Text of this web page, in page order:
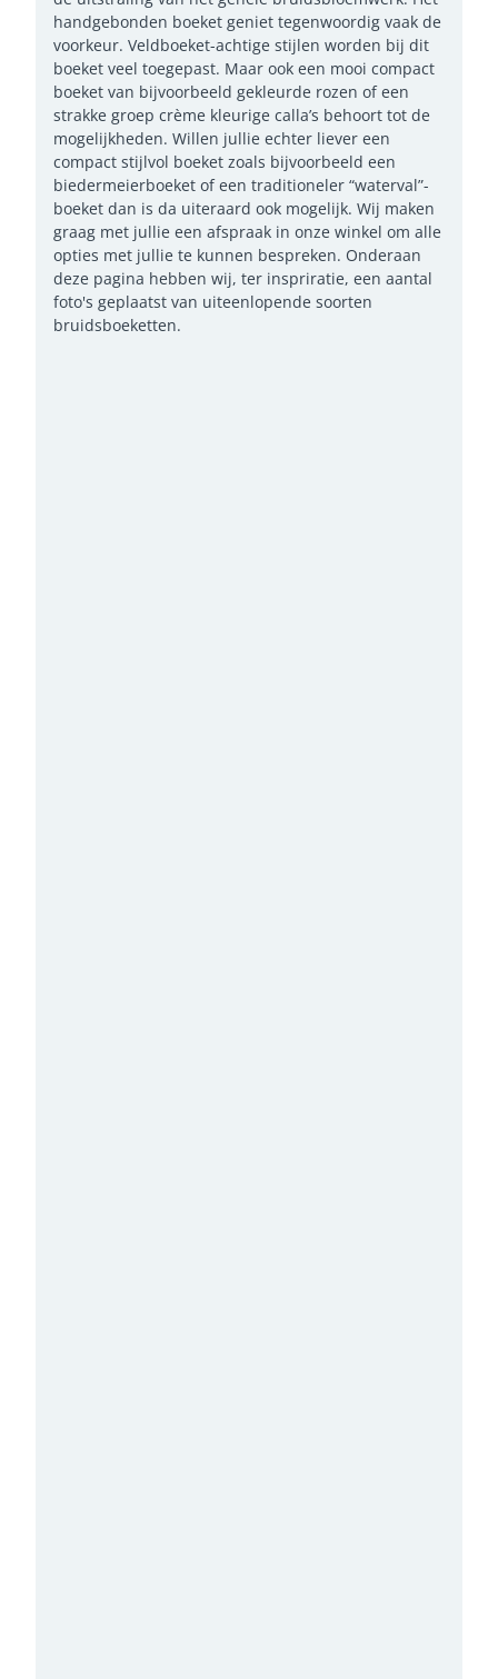
handgebonden boeket geniet tegenwoordig vaak de
voorkeur. Veldboeket-achtige stijlen worden bij dit
boeket veel toegepast. Maar ook een mooi compact
boeket van bijvoorbeeld gekleurde rozen of een
strakke groep crème kleurige calla’s behoort tot de
mogelijkheden. Willen jullie echter liever een
compact stijlvol boeket zoals bijvoorbeeld een
biedermeierboeket of een traditioneler “waterval”-
boeket dan is da uiteraard ook mogelijk. Wij maken
graag met jullie een afspraak in onze winkel om alle
opties met jullie te kunnen bespreken. Onderaan
deze pagina hebben wij, ter inspriratie, een aantal
foto's geplaatst van uiteenlopende soorten
bruidsboeketten.